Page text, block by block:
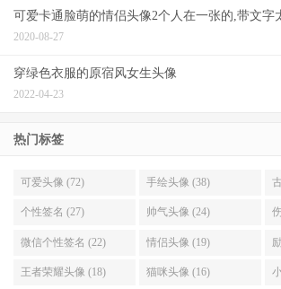
可爱卡通脸萌的情侣头像2个人在一张的,带文字
2020-08-27
穿绿色衣服的原宿风女生头像
2022-04-23
热门标签
可爱头像 (72) 手绘头像 (38)
个性签名 (27) 帅气头像 (24)
微信个性签名 (22) 情侣头像 (19)
王者荣耀头像 (18) 猫咪头像 (16)